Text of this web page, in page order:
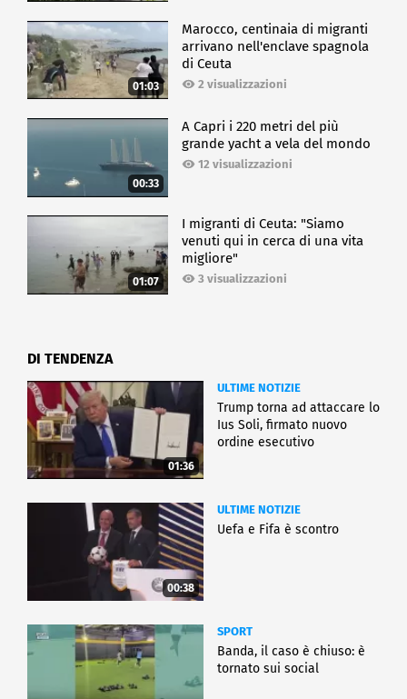
01:03
Marocco, centinaia di migranti
arrivano nell'enclave spagnola
di Ceuta
2 visualizzazioni
00:33
A Capri i 220 metri del più
grande yacht a vela del mondo
12 visualizzazioni
01:07
I migranti di Ceuta: "Siamo
venuti qui in cerca di una vita
migliore"
3 visualizzazioni
DI TENDENZA
01:36
ULTIME NOTIZIE
Trump torna ad attaccare lo
Ius Soli, firmato nuovo
ordine esecutivo
00:38
ULTIME NOTIZIE
Uefa e Fifa è scontro
SPORT
Banda, il caso è chiuso: è
tornato sui social